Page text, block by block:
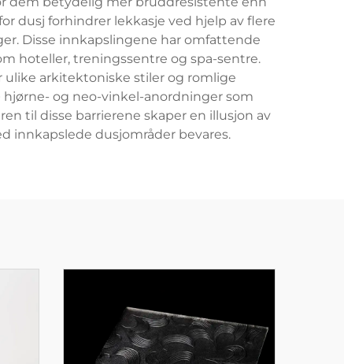
dusj forhindrer lekkasje ved hjelp av flere
Disse innkapslingene har omfattende
hoteller, treningssentre og spa-sentre.
arkitektoniske stiler og romlige
og neo-vinkel-anordninger som
til disse barrierene skaper en illusjon av
innkapslede dusjområder bevares.